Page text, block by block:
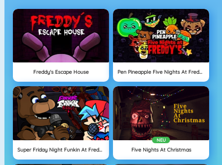
Freddy's Escape House Pen Pineapple Five Nights At Freddy's
Super Friday Night Funkin At Freddys 2
NEU
Five Nights At Christmas